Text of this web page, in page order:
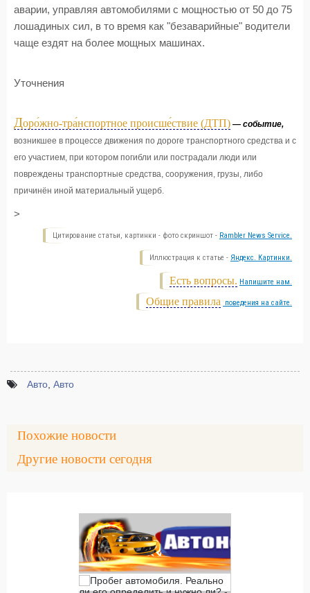
аварии, управляя автомобилями с мощностью от 50 до 75
лошадиных сил, в то время как "безаварийные" водители
чаще ездят на более мощных машинах.
Уточнения
Доро́жно-тра́нспортное происше́ствие (ДТП) — событие,
возникшее в процессе движения по дороге транспортного средства и с
его участием, при котором погибли или пострадали люди или
повреждены транспортные средства, сооружения, грузы, либо
причинён иной материальный ущерб.
>
Цитирование статьи, картинки - фото скриншот - Rambler News Service.
Иллюстрация к статье - Яндекс. Картинки.
Есть вопросы. Напишите нам.
Общие правила поведения на сайте.
Авто Авто
Похожие новости
Другие новости сегодня